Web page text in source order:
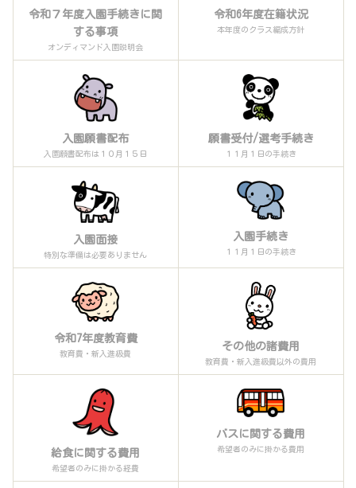
令和７年度入園手続きに関
する事項
オンディマンド入園説明会
令和6年度在籍状況
本年度のクラス編成方針
入園願書配布
入園願書配布は１０月１５日
願書受付/選考手続き
１１月１日の手続き
入園面接
特別な準備は必要ありません
入園手続き
１１月１日の手続き
令和7年度教育費
教育費・新入進級費
その他の諸費用
教育費・新入進級費以外の費用
給食に関する費用
希望者のみに掛かる経費
バスに関する費用
希望者のみに掛かる費用